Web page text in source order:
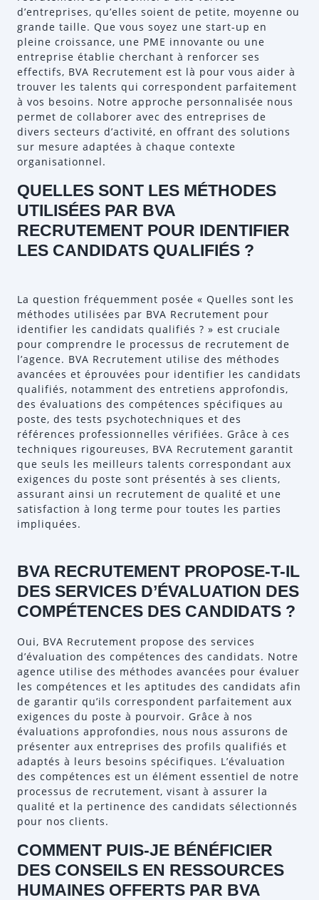
d’entreprises, qu’elles soient de petite, moyenne ou
grande taille. Que vous soyez une start-up en
pleine croissance, une PME innovante ou une
entreprise établie cherchant à renforcer ses
effectifs, BVA Recrutement est là pour vous aider à
trouver les talents qui correspondent parfaitement
à vos besoins. Notre approche personnalisée nous
permet de collaborer avec des entreprises de
divers secteurs d’activité, en offrant des solutions
sur mesure adaptées à chaque contexte
organisationnel.
QUELLES SONT LES MÉTHODES
UTILISÉES PAR BVA
RECRUTEMENT POUR IDENTIFIER
LES CANDIDATS QUALIFIÉS ?
La question fréquemment posée « Quelles sont les
méthodes utilisées par BVA Recrutement pour
identifier les candidats qualifiés ? » est cruciale
pour comprendre le processus de recrutement de
l’agence. BVA Recrutement utilise des méthodes
avancées et éprouvées pour identifier les candidats
qualifiés, notamment des entretiens approfondis,
des évaluations des compétences spécifiques au
poste, des tests psychotechniques et des
références professionnelles vérifiées. Grâce à ces
techniques rigoureuses, BVA Recrutement garantit
que seuls les meilleurs talents correspondant aux
exigences du poste sont présentés à ses clients,
assurant ainsi un recrutement de qualité et une
satisfaction à long terme pour toutes les parties
impliquées.
BVA RECRUTEMENT PROPOSE-T-IL
DES SERVICES D’ÉVALUATION DES
COMPÉTENCES DES CANDIDATS ?
Oui, BVA Recrutement propose des services
d’évaluation des compétences des candidats. Notre
agence utilise des méthodes avancées pour évaluer
les compétences et les aptitudes des candidats afin
de garantir qu’ils correspondent parfaitement aux
exigences du poste à pourvoir. Grâce à nos
évaluations approfondies, nous nous assurons de
présenter aux entreprises des profils qualifiés et
adaptés à leurs besoins spécifiques. L’évaluation
des compétences est un élément essentiel de notre
processus de recrutement, visant à assurer la
qualité et la pertinence des candidats sélectionnés
pour nos clients.
COMMENT PUIS-JE BÉNÉFICIER
DES CONSEILS EN RESSOURCES
HUMAINES OFFERTS PAR BVA